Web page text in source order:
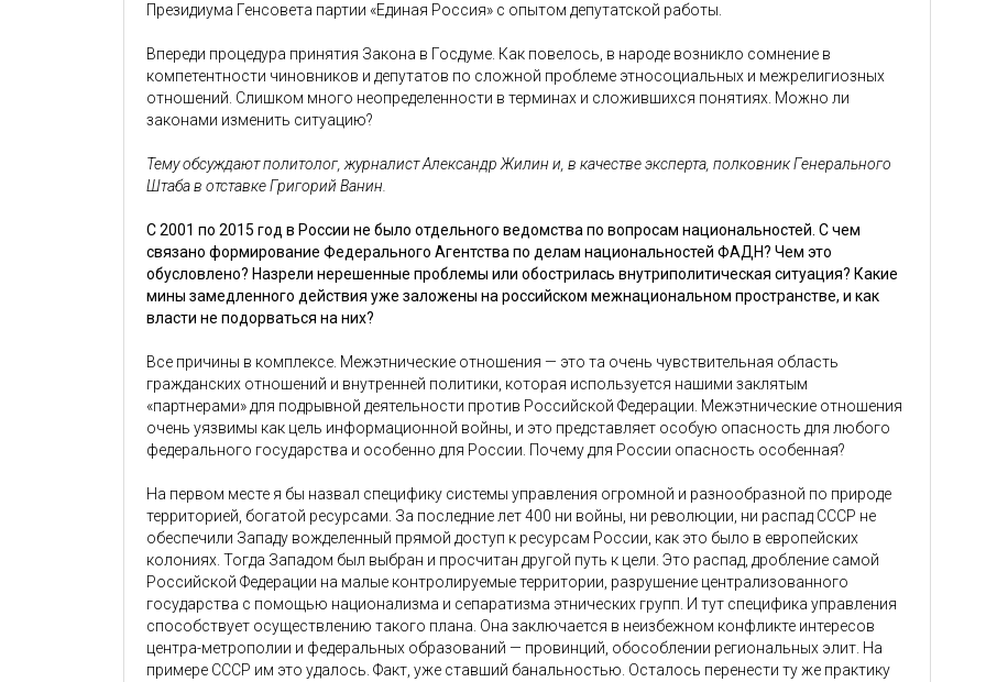
Президиума Генсовета партии «Единая Россия» с опытом депутатской работы.
Впереди процедура принятия Закона в Госдуме. Как повелось, в народе возникло сомнение в
компетентности чиновников и депутатов по сложной проблеме этносоциальных и межрелигиозных
отношений. Слишком много неопределенности в терминах и сложившихся понятиях. Можно ли
законами изменить ситуацию?
Тему обсуждают политолог, журналист Александр Жилин и, в качестве эксперта, полковник Генерального
Штаба в отставке Григорий Ванин.
С 2001 по 2015 год в России не было отдельного ведомства по вопросам национальностей. С чем
связано формирование Федерального Агентства по делам национальностей ФАДН? Чем это
обусловлено? Назрели нерешенные проблемы или обострилась внутриполитическая ситуация? Какие
мины замедленного действия уже заложены на российском межнациональном пространстве, и как
власти не подорваться на них?
Все причины в комплексе. Межэтнические отношения — это та очень чувствительная область
гражданских отношений и внутренней политики, которая используется нашими заклятым
«партнерами» для подрывной деятельности против Российской Федерации. Межэтнические отношения
очень уязвимы как цель информационной войны, и это представляет особую опасность для любого
федерального государства и особенно для России. Почему для России опасность особенная?
На первом месте я бы назвал специфику системы управления огромной и разнообразной по природе
территорией, богатой ресурсами. За последние лет 400 ни войны, ни революции, ни распад СССР не
обеспечили Западу вожделенный прямой доступ к ресурсам России, как это было в европейских
колониях. Тогда Западом был выбран и просчитан другой путь к цели. Это распад, дробление самой
Российской Федерации на малые контролируемые территории, разрушение централизованного
государства с помощью национализма и сепаратизма этнических групп. И тут специфика управления
способствует осуществлению такого плана. Она заключается в неизбежном конфликте интересов
центра-метрополии и федеральных образований — провинций, обособлении региональных элит. На
примере СССР им это удалось. Факт, уже ставший банальностью. Осталось перенести ту же практику